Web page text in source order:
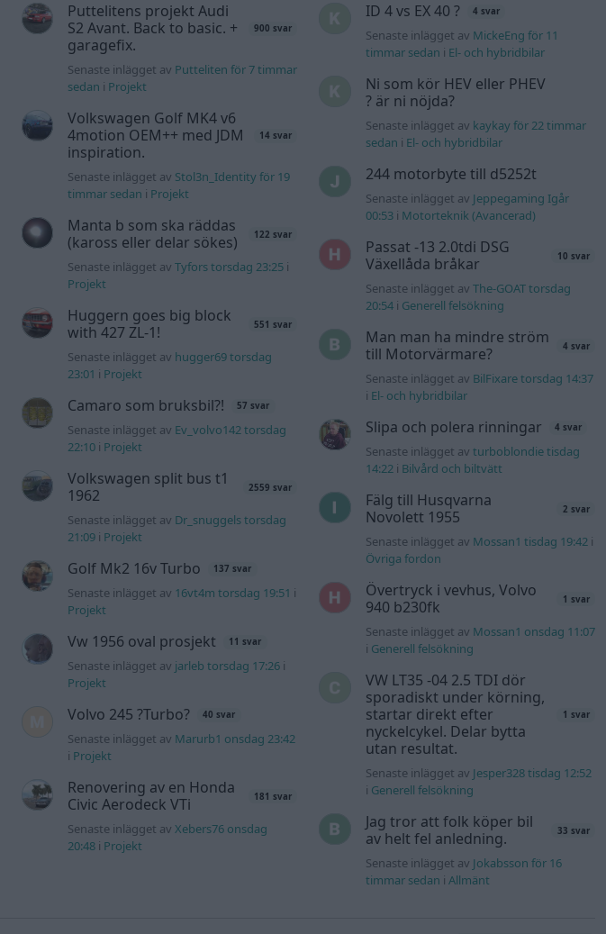
Puttelitens projekt Audi
S2 Avant. Back to basic. +
garagefix.
900 svar
Senaste inlägget av Putteliten för 7 timmar
sedan i Projekt
Volkswagen Golf MK4 v6
4motion OEM++ med JDM
inspiration.
14 svar
Senaste inlägget av Stol3n_Identity för 19
timmar sedan i Projekt
Manta b som ska räddas
(kaross eller delar sökes)
122 svar
Senaste inlägget av Tyfors torsdag 23:25i
Projekt
Huggern goes big block
with 427 ZL-1!
551 svar
Senaste inlägget av hugger69 torsdag
23:01 i Projekt
Camaro som bruksbil?! 57 svar
Senaste inlägget av Ev_volvo142 torsdag
22:10i Projekt
Volkswagen split bus t1
1962
2559 svar
Senaste inlägget av Dr_snuggels torsdag
21:09i Projekt
Golf Mk2 16v Turbo 137 svar
Senaste inlägget av 16vt4m torsdag 19:51 i
Projekt
Vw 1956 oval prosjekt 11 svar
Senaste inlägget av jarleb torsdag 17:26i
Projekt
Volvo 245 ?Turbo? 40 svar
Senaste inlägget av Marurb1 onsdag 23:42
i Projekt
Renovering av en Honda
Civic Aerodeck VTi
181 svar
Senaste inlägget av Xebers76 onsdag
20:48i Projekt
ID 4 vs EX 40 ? 4 svar
Senaste inlägget av MickeEng för 11
timmar sedan i El- och hybridbilar
Ni som kör HEV eller PHEV
? är ni nöjda?
Senaste inlägget av kaykay för 22 timmar
sedan i El- och hybridbilar
244 motorbyte till d5252t
Senaste inlägget av Jeppegaming Igår
00:53i Motorteknik (Avancerad)
Passat -13 2.0tdi DSG
Växellåda bråkar
10 svar
Senaste inlägget av The-GOAT torsdag
20:54i Generell felsökning
Man man ha mindre ström
till Motorvärmare?
4 svar
Senaste inlägget av BilFixare torsdag 14:37
i El- och hybridbilar
Slipa och polera rinningar 4 svar
Senaste inlägget av turboblondie tisdag
14:22i Bilvård och biltvätt
Fälg till Husqvarna
Novolett 1955
2 svar
Senaste inlägget av Mossan1 tisdag 19:42i
Övriga fordon
Övertryck i vevhus, Volvo
940 b230fk
1 svar
Senaste inlägget av Mossan1 onsdag 11:07
i Generell felsökning
VW LT35 -04 2.5 TDI dör
sporadiskt under körning,
startar direkt efter
nyckelcykel. Delar bytta
utan resultat.
1 svar
Senaste inlägget av Jesper328 tisdag 12:52
i Generell felsökning
Jag tror att folk köper bil
av helt fel anledning.
33 svar
Senaste inlägget av Jokabsson för 16
timmar sedan i Allmänt